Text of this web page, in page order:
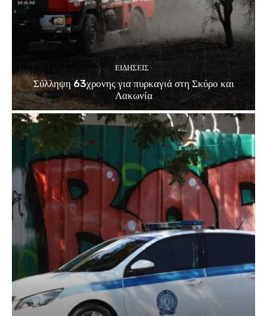
ΕΙΔΗΣΕΙΣ
Σύλληψη 63χρονης για πυρκαγιά στη Σκύρο και
Λακωνία